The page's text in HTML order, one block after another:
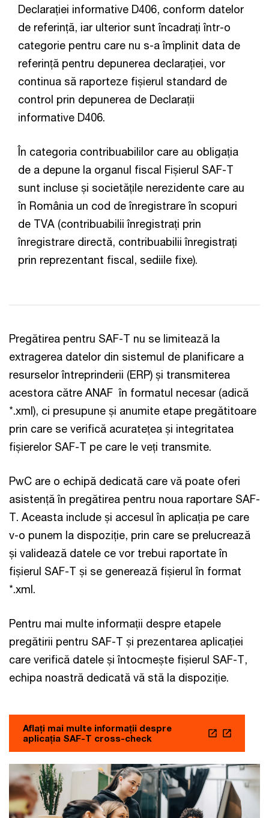
Declarației informative D406, conform datelor
de referință, iar ulterior sunt încadrați într-o
categorie pentru care nu s-a împlinit data de
referință pentru depunerea declarației, vor
continua să raporteze fișierul standard de
control prin depunerea de Declarații
informative D406.
În categoria contribuabililor care au obligația
de a depune la organul fiscal Fișierul SAF-T
sunt incluse și societățile nerezidente care au
în România un cod de înregistrare în scopuri
de TVA (contribuabilii înregistrați prin
înregistrare directă, contribuabilii înregistrați
prin reprezentant fiscal, sediile fixe).
Pregătirea pentru SAF-T nu se limitează la
extragerea datelor din sistemul de planificare a
resurselor întreprinderii (ERP) și transmiterea
acestora către ANAF în formatul necesar (adică
*.xml), ci presupune și anumite etape pregătitoare
prin care se verifică acuratețea și integritatea
fișierelor SAF-T pe care le veți transmite.
PwC are o echipă dedicată care vă poate oferi
asistență în pregătirea pentru noua raportare SAF-
T. Aceasta include și accesul în aplicația pe care
v-o punem la dispoziție, prin care se prelucrează
și validează datele ce vor trebui raportate în
fișierul SAF-T și se generează fișierul în format
*.xml.
Pentru mai multe informații despre etapele
pregătirii pentru SAF-T și prezentarea aplicației
care verifică datele și întocmește fișierul SAF-T,
echipa noastră dedicată vă stă la dispoziție.
Aflați mai multe informații despre
aplicația SAF-T cross-check